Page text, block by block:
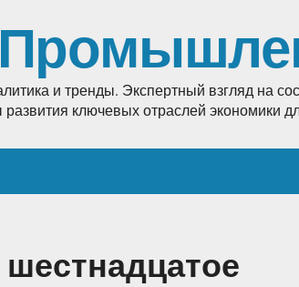
и тренды. Экспертный взгляд на
развития ключевых отраслей экономики
шестнадцатое